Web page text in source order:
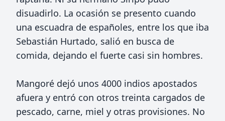
disuadirlo. La ocasión se presento cuando
una escuadra de españoles, entre los que iba
Sebastián Hurtado, salió en busca de
comida, dejando el fuerte casi sin hombres.
Mangoré dejó unos 4000 indios apostados
afuera y entró con otros treinta cargados de
pescado, carne, miel y otras provisiones. No